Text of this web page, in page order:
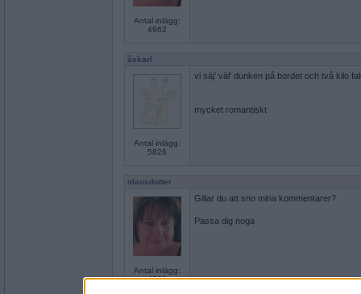
Antal inlägg:
4962
åskarl
Antal inlägg:
5826
vi säj' väl' dunken på bordet och två kilo
mycket romantiskt
olausdotter
Antal inlägg:
4962
Gillar du att sno mina kommentarer?
Passa dig noga